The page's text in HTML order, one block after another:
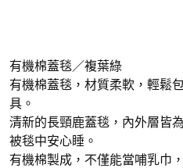
有機棉蓋毯／複葉綠
有機棉蓋毯，材質柔軟，輕鬆
具。
清新的長頸鹿蓋毯，內外層皆
被毯中安心睡。
有機棉製成，不僅能當哺乳巾